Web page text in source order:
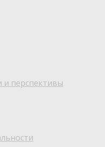
перспективы